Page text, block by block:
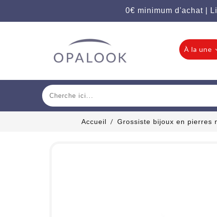
0€ minimum d'achat |
À la une
Accueil Grossiste bijoux en pierres